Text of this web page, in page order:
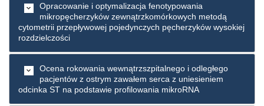
Opracowanie i optymalizacja fenotypowania
mikropęcherzyków zewnątrzkomórkowych metodą
cytometrii przepływowej pojedynczych pęcherzyków wysokiej
rozdzielczości
Ocena rokowania wewnątrzszpitalnego i odległego
pacjentów z ostrym zawałem serca z uniesieniem
odcinka ST na podstawie profilowania mikroRNA